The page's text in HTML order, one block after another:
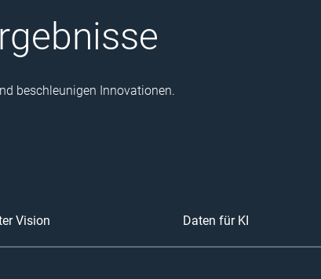
beschleunigen Innovationen.
Vision Daten für KI